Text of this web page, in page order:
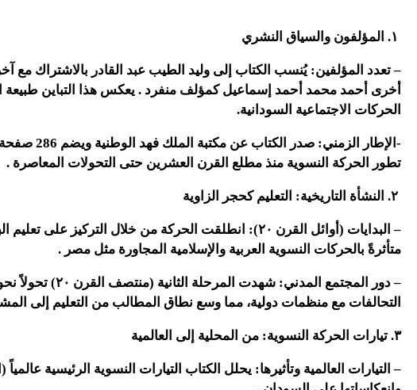
– تعدد المؤلفين: يُنسب الكتاب إلى وليد الطيب عبد القادر بالاشتراك مع
أخرى أحمد محمد أحمد إسماعيل كمؤلف منفرد . يعكس هذا التباين طبيعة
الحركات الاجتماعية السودانية.
-الإطار
تطور الحركة النسوية منذ مطلع القرن العشرين حتى التحولات المعاصرة .
– البدايات (أوائل القرن ٢٠): انطلقت الحركة من خلال التركيز
متأثرةً بالحركات النسوية العربية والإسلامية المجاورة مثل مصر .
– دور المجتمع المدني:
التحالفات مع منظمات دولية، مما وسع نطاق المطالب من التعليم إلى
٣. تيارات الحركة النسوية: من المحلية إلى العالمية
– التيارات العالمية وتأثيرها: يحلل الكتاب التيارات النسوية الرئيسية عالمياً